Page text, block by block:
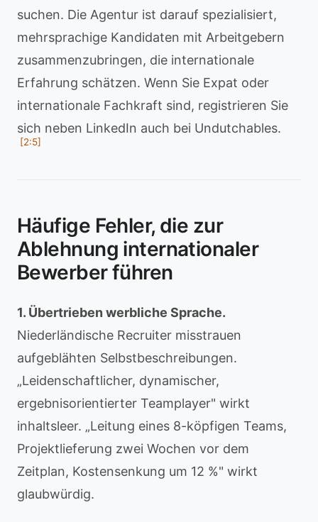
suchen. Die Agentur ist darauf spezialisiert,
mehrsprachige Kandidaten mit Arbeitgebern
zusammenzubringen, die internationale
Erfahrung schätzen. Wenn Sie Expat oder
internationale Fachkraft sind, registrieren Sie
sich neben LinkedIn auch bei Undutchables.
[2:5]
Häufige Fehler, die zur
Ablehnung internationaler
Bewerber führen
1. Übertrieben werbliche Sprache.
Niederländische Recruiter misstrauen
aufgeblähten Selbstbeschreibungen.
„Leidenschaftlicher, dynamischer,
ergebnisorientierter Teamplayer" wirkt
inhaltsleer. „Leitung eines 8-köpfigen Teams,
Projektlieferung zwei Wochen vor dem
Zeitplan, Kostensenkung um 12 %" wirkt
glaubwürdig.